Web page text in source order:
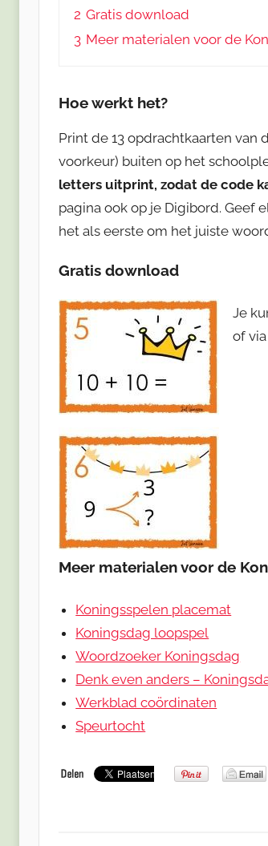
2 Gratis download
3 Meer materialen voor de
Hoe werkt het?
Print de 13 opdrachtkaarten van
voorkeur) buiten op het
letters uitprint, zodat de code
pagina ook op je Digibord. Geef
het als eerste om het juiste
Gratis download
Je
of via
Meer materialen voor de
Koningsspelen placemat
Koningsdag loopspel
Woordzoeker Koningsdag
Denk even anders –
Werkblad coördinaten
Speurtocht